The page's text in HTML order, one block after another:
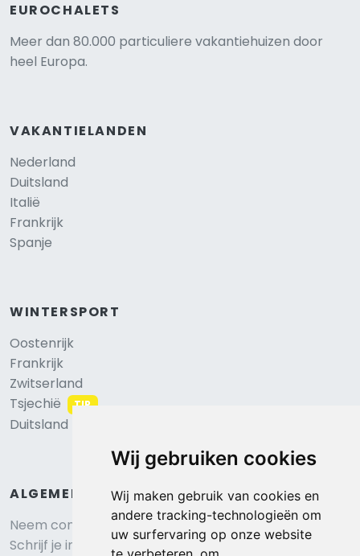
Wij gebruiken cookies
Wij maken gebruik van cookies en
andere tracking-technologieën om
uw surfervaring op onze website
EUROCHALETS
Meer dan 80.000 particuliere vakantiehuizen door
heel Europa.
VAKANTIELANDEN
Nederland
Duitsland
Italië
Frankrijk
Spanje
WINTERSPORT
Oostenrijk
Frankrijk
Zwitserland
Tsjechië
TIP
Duitsland
ALGEMEEN
Neem contact op
Schrijf je in voor onze nieuwsbrief